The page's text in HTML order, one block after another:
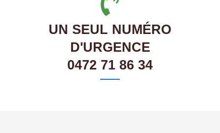
UN SEUL NUMÉRO
D'URGENCE
0472 71 86 34